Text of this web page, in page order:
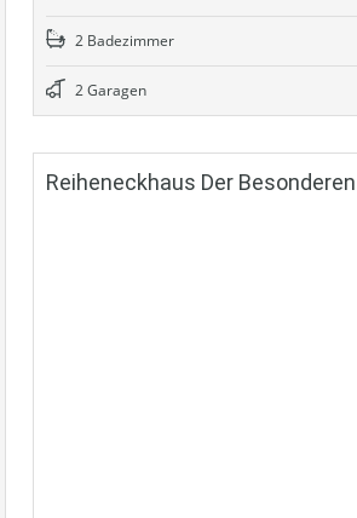
2 Badezimmer
2 Garagen
Reiheneckhaus Der